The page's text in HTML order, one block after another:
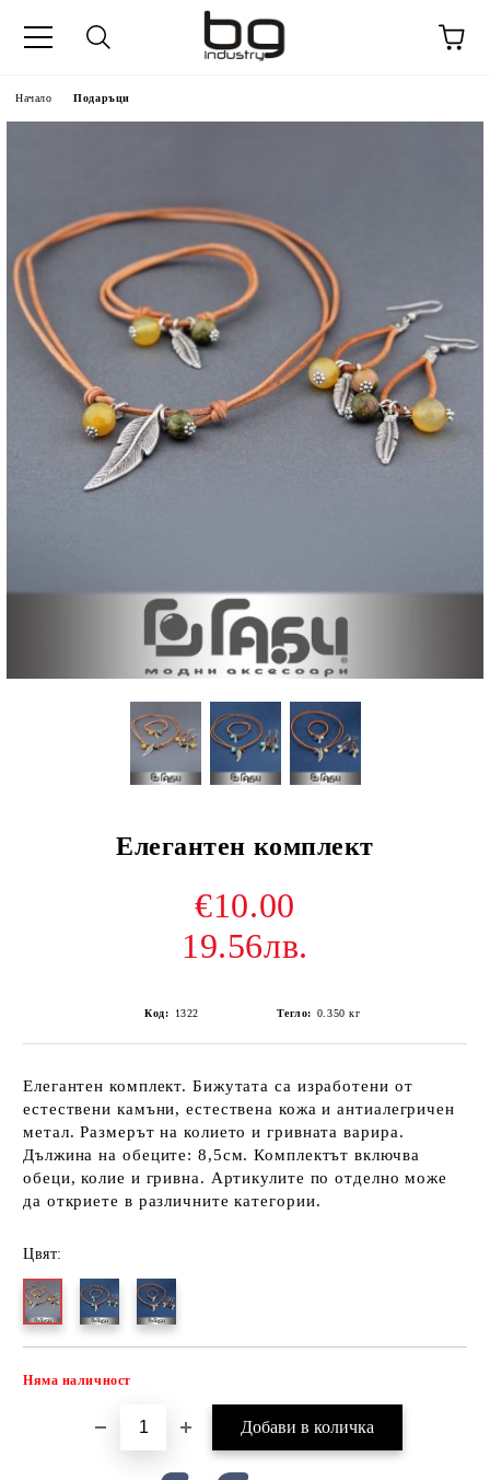
Начало Подаръци
Елегантен комплект
€10.00
19.56лв.
Код: 1322 Тегло: 0.350 кг
Елегантен комплект. Бижутата са изработени от
естествени камъни, естествена кожа и антиалегричен
метал. Размерът на колието и гривната варира.
Дължина на обеците: 8,5см. Комплектът включва
обеци, колие и гривна. Артикулите по отделно може
да откриете в различните категории.
Цвят:
Няма наличност